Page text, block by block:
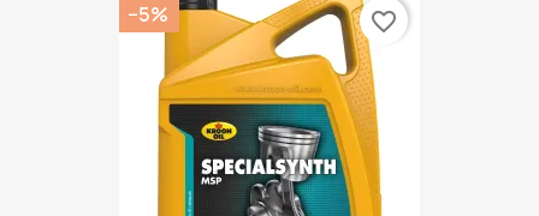
−5% favorite_border